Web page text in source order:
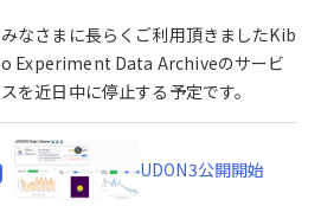
みなさまに長らくご利用頂きましたKib
o Experiment Data Archiveのサービ
スを近日中に停止する予定です。
UDON3公開開始